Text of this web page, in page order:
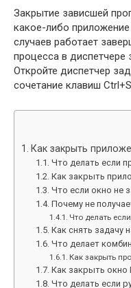
Закрытие зависшей
какое-либо приложение
случаев работает
процесса в диспетчере
Откройте диспетчер
сочетание клавиш
Как закрыть
Что делать если
Как закрыть
Что если окно не
Почему не
Что делать
Как снять задачу
Что делает
Как закрыть
Как закрыть окно
Что делать если